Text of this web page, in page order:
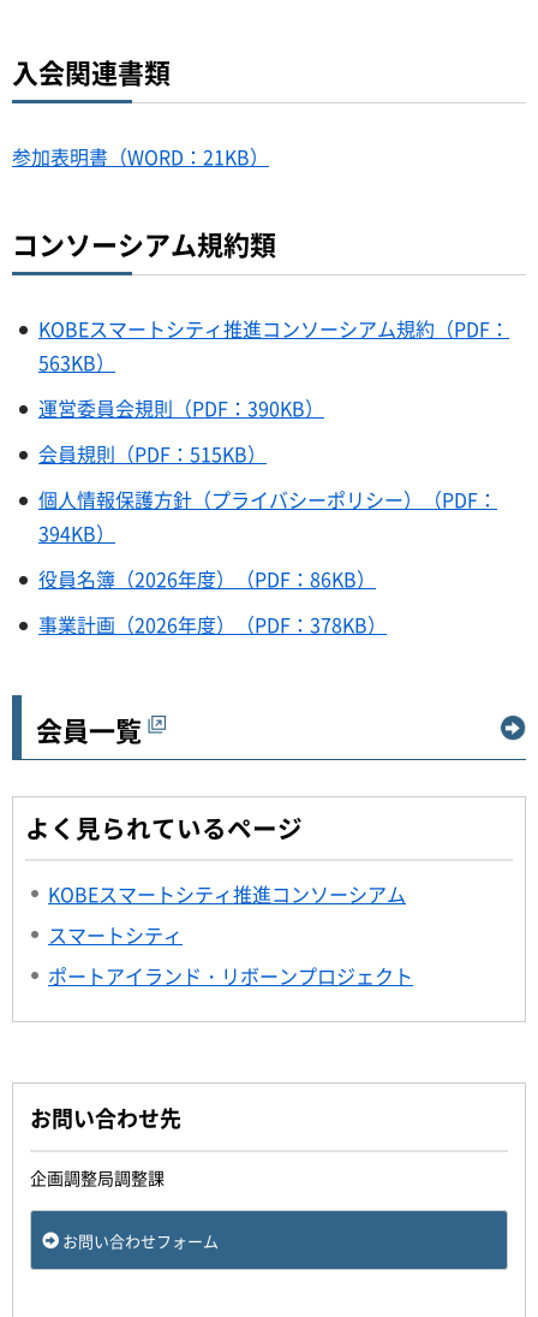
入会関連書類
参加表明書（WORD：21KB）
コンソーシアム規約類
KOBEスマートシティ推進コンソーシアム規約（PDF：
563KB）
運営委員会規則（PDF：390KB）
会員規則（PDF：515KB）
個人情報保護方針（プライバシーポリシー）（PDF：
394KB）
役員名簿（2026年度）（PDF：86KB）
事業計画（2026年度）（PDF：378KB）
会員一覧
よく見られているページ
KOBEスマートシティ推進コンソーシアム
スマートシティ
ポートアイランド・リボーンプロジェクト
お問い合わせ先
企画調整局調整課
お問い合わせフォーム